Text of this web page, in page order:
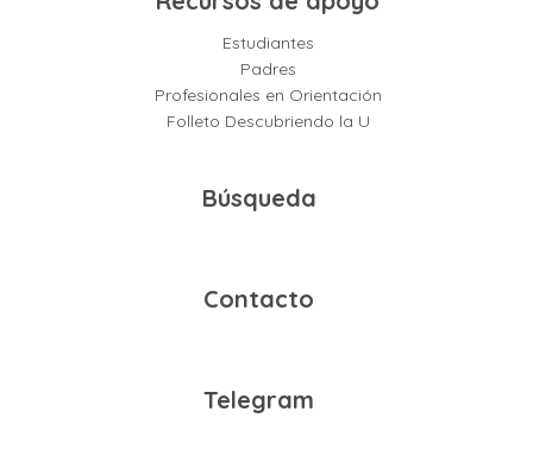
Estudiantes
Padres
Profesionales en Orientación
Folleto Descubriendo la U
Búsqueda
Contacto
Telegram